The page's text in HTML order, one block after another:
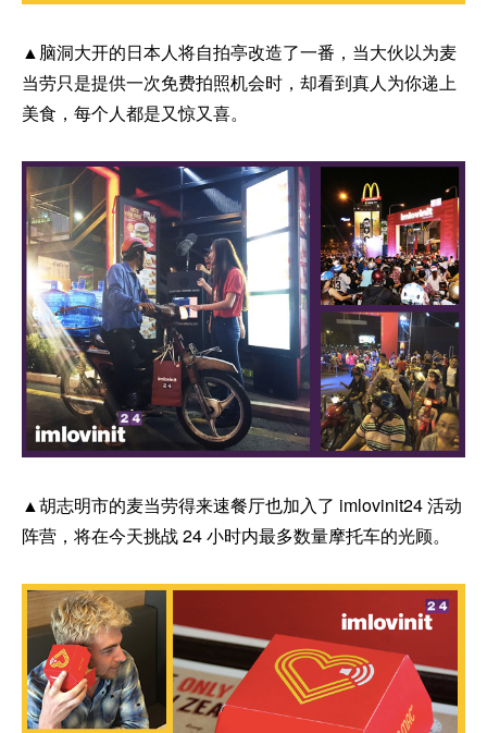
▲脑洞大开的日本人将自拍亭改造了一番，当大伙以为麦
当劳只是提供一次免费拍照机会时，却看到真人为你递上
美食，每个人都是又惊又喜。
▲胡志明市的麦当劳得来速餐厅也加入了 imlovinit24 活动
阵营，将在今天挑战 24 小时内最多数量摩托车的光顾。